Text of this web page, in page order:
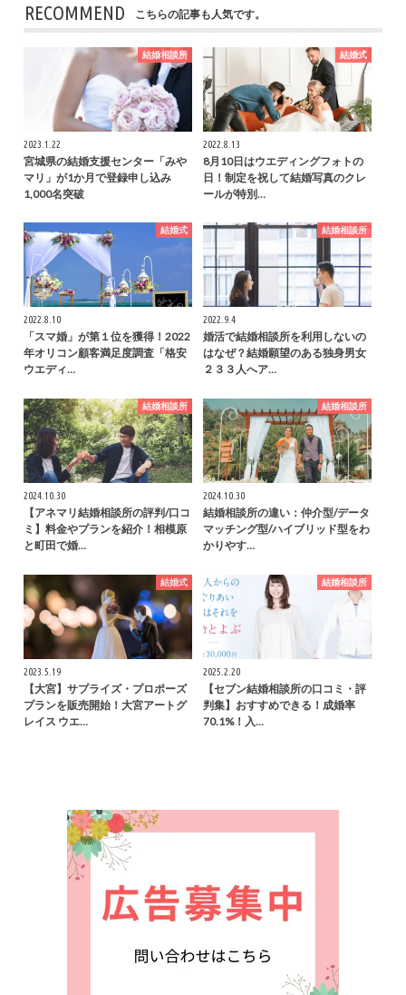
RECOMMEND こちらの記事も人気です。
結婚相談所
2023.1.22
宮城県の結婚支援センター「みや
マリ」が1か月で登録申し込み
1,000名突破
結婚式
2022.8.13
8月10日はウエディングフォトの
日！制定を祝して結婚写真のクレ
ールが特別…
結婚式
2022.8.10
「スマ婚」が第１位を獲得！2022
年オリコン顧客満足度調査「格安
ウエディ…
結婚相談所
2022.9.4
婚活で結婚相談所を利用しないの
はなぜ？結婚願望のある独身男女
２３３人へア…
結婚相談所
2024.10.30
【アネマリ結婚相談所の評判/口コ
ミ】料金やプランを紹介！相模原
と町田で婚…
結婚相談所
2024.10.30
結婚相談所の違い：仲介型/データ
マッチング型/ハイブリッド型をわ
かりやす…
結婚式
2023.5.19
【大宮】サプライズ・プロポーズ
プランを販売開始！大宮アートグ
レイス ウエ…
結婚相談所
2025.2.20
【セブン結婚相談所の口コミ・評
判集】おすすめできる！成婚率
70.1%！入…